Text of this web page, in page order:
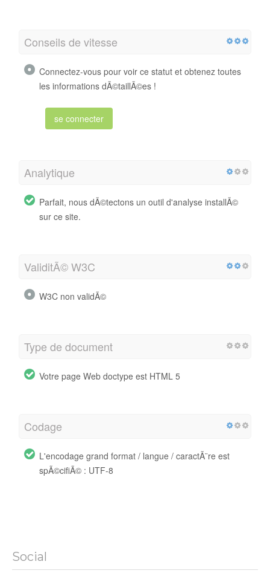
Conseils de vitesse
Connectez-vous pour voir ce statut et obtenez toutes
les informations dÃ©taillÃ©es !
se connecter
Analytique
Parfait, nous dÃ©tectons un outil d'analyse installÃ©
sur ce site.
ValiditÃ© W3C
W3C non validÃ©
Type de document
Votre page Web doctype est HTML 5
Codage
L'encodage grand format / langue / caractÃ¨re est
spÃ©cifiÃ© : UTF-8
Social